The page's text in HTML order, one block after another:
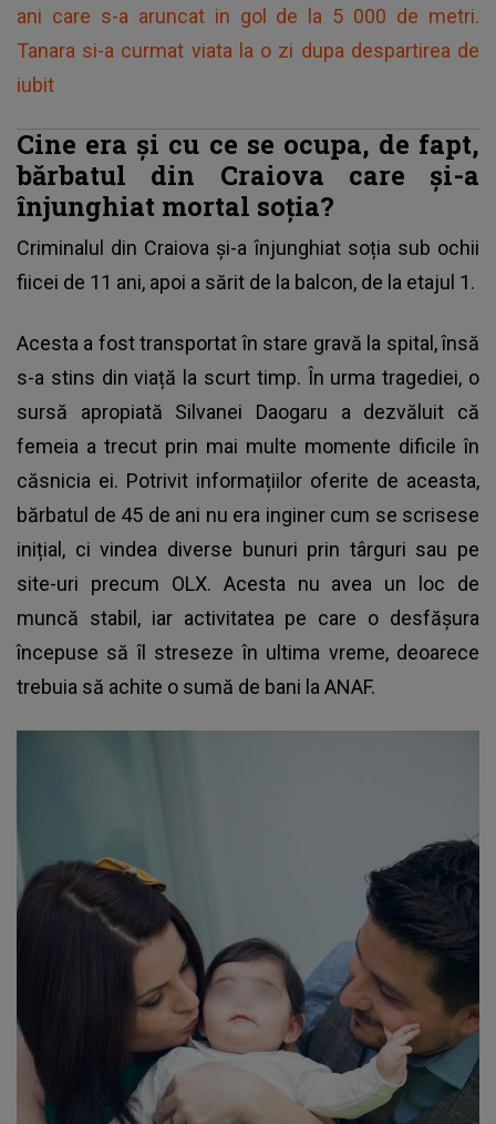
ani care s-a aruncat in gol de la 5 000 de metri.
Tanara si-a curmat viata la o zi dupa despartirea de
iubit
Cine era și cu ce se ocupa, de fapt,
bărbatul din Craiova care și-a
înjunghiat mortal soția?
Criminalul din Craiova și-a înjunghiat soția sub ochii
fiicei de 11 ani, apoi a sărit de la balcon, de la etajul 1.
Acesta a fost transportat în stare gravă la spital, însă
s-a stins din viață la scurt timp. În urma tragediei, o
sursă apropiată Silvanei Daogaru a dezvăluit că
femeia a trecut prin mai multe momente dificile în
căsnicia ei. Potrivit informațiilor oferite de aceasta,
bărbatul de 45 de ani nu era inginer cum se scrisese
inițial, ci vindea diverse bunuri prin târguri sau pe
site-uri precum OLX. Acesta nu avea un loc de
muncă stabil, iar activitatea pe care o desfășura
începuse să îl streseze în ultima vreme, deoarece
trebuia să achite o sumă de bani la ANAF.